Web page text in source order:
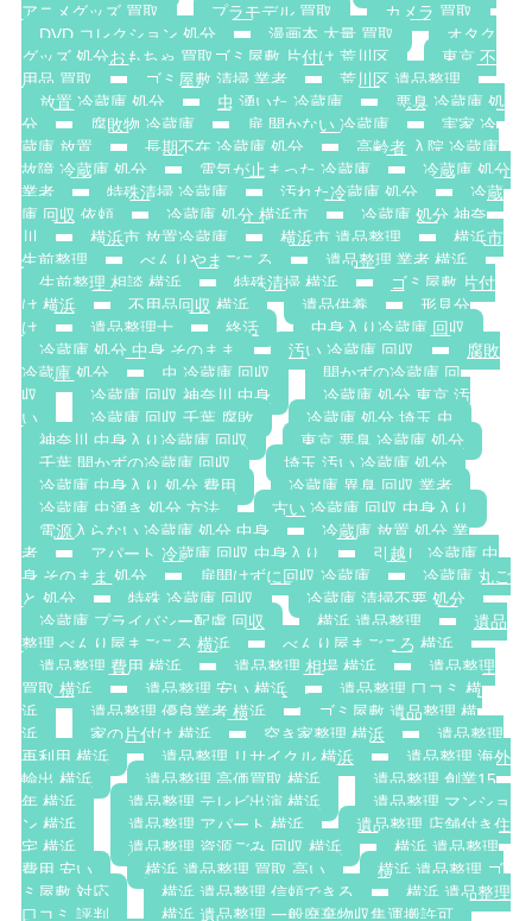
アニメグッズ 買取
プラモデル 買取
カメラ 買取
DVD コレクション 処分
漫画本 大量 買取
オタク
グッズ 処分おもちゃ 買取ゴミ屋敷 片付け 荒川区
東京 不
用品 買取
ゴミ屋敷 清掃 業者
荒川区 遺品整理
放置 冷蔵庫 処分
虫 湧いた 冷蔵庫
悪臭 冷蔵庫 処
分
腐敗物 冷蔵庫 扉 開かない 冷蔵庫
実家 冷
蔵庫 放置
長期不在 冷蔵庫 処分
高齢者 入院 冷蔵庫
故障 冷蔵庫 処分
電気が止まった 冷蔵庫
冷蔵庫 処分
業者
特殊清掃 冷蔵庫 汚れた冷蔵庫 処分
冷蔵
庫 回収 依頼
冷蔵庫 処分 横浜市
冷蔵庫 処分 神奈
川
横浜市 放置冷蔵庫 横浜市 遺品整理
横浜市
生前整理
べんりやまごころ
遺品整理 業者 横浜
生前整理 相談 横浜
特殊清掃 横浜
ゴミ屋敷 片付
け 横浜
不用品回収 横浜 遺品供養
形見分
け
遺品整理士 終活
中身入り冷蔵庫 回収
冷蔵庫 処分 中身 そのまま
汚い 冷蔵庫 回収
腐敗
冷蔵庫 処分
虫 冷蔵庫 回収
開かずの冷蔵庫 回
収
冷蔵庫 回収 神奈川 中身
冷蔵庫 処分 東京 汚
い
冷蔵庫 回収 千葉 腐敗
冷蔵庫 処分 埼玉 虫
神奈川 中身入り冷蔵庫 回収
東京 悪臭 冷蔵庫 処分
千葉 開かずの冷蔵庫 回収
埼玉 汚い 冷蔵庫 処分
冷蔵庫 中身入り 処分 費用
冷蔵庫 異臭 回収 業者
冷蔵庫 虫湧き 処分 方法
古い 冷蔵庫 回収 中身入り
電源入らない 冷蔵庫 処分 中身
冷蔵庫 放置 処分 業
者
アパート 冷蔵庫 回収 中身入り
引越し 冷蔵庫 中
身 そのまま 処分
扉開けずに回収 冷蔵庫
冷蔵庫 丸ご
と 処分
特殊 冷蔵庫 回収
冷蔵庫 清掃不要 処分
冷蔵庫 プライバシー配慮 回収
横浜 遺品整理
遺品
整理 べんり屋まごころ 横浜
べんり屋まごころ 横浜
遺品整理 費用 横浜
遺品整理 相場 横浜
遺品整理
買取 横浜
遺品整理 安い 横浜
遺品整理 口コミ 横
浜
遺品整理 優良業者 横浜
ゴミ屋敷 遺品整理 横
浜
家の片付け 横浜 空き家整理 横浜
遺品整理
再利用 横浜
遺品整理 リサイクル 横浜
遺品整理 海外
輸出 横浜
遺品整理 高価買取 横浜
遺品整理 創業15
年 横浜
遺品整理 テレビ出演 横浜
遺品整理 マンショ
ン 横浜
遺品整理 アパート 横浜
遺品整理 店舗付き住
宅 横浜
遺品整理 資源ごみ 回収 横浜
横浜 遺品整理
費用 安い
横浜 遺品整理 買取 高い
横浜 遺品整理 ゴ
ミ屋敷 対応
横浜 遺品整理 信頼できる
横浜 遺品整理
口コミ 評判
横浜 遺品整理 一般廃棄物収集運搬許可